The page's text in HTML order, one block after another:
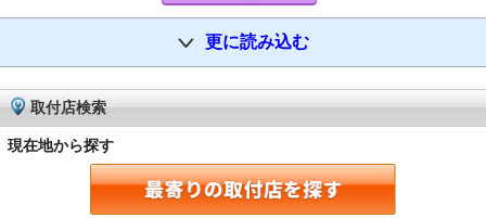
更に読み込む
取付店検索
現在地から探す